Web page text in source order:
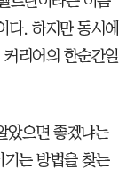
다. 하지만 동시에
리어의 한순간일
았으면 좋겠냐는
는 방법을 찾는